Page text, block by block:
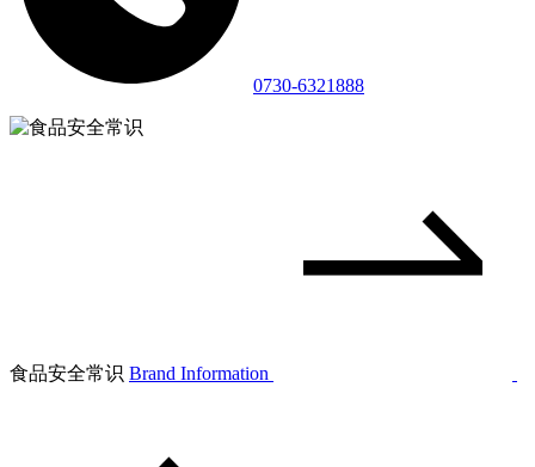
0730-6321888
食品安全常识 Brand Information